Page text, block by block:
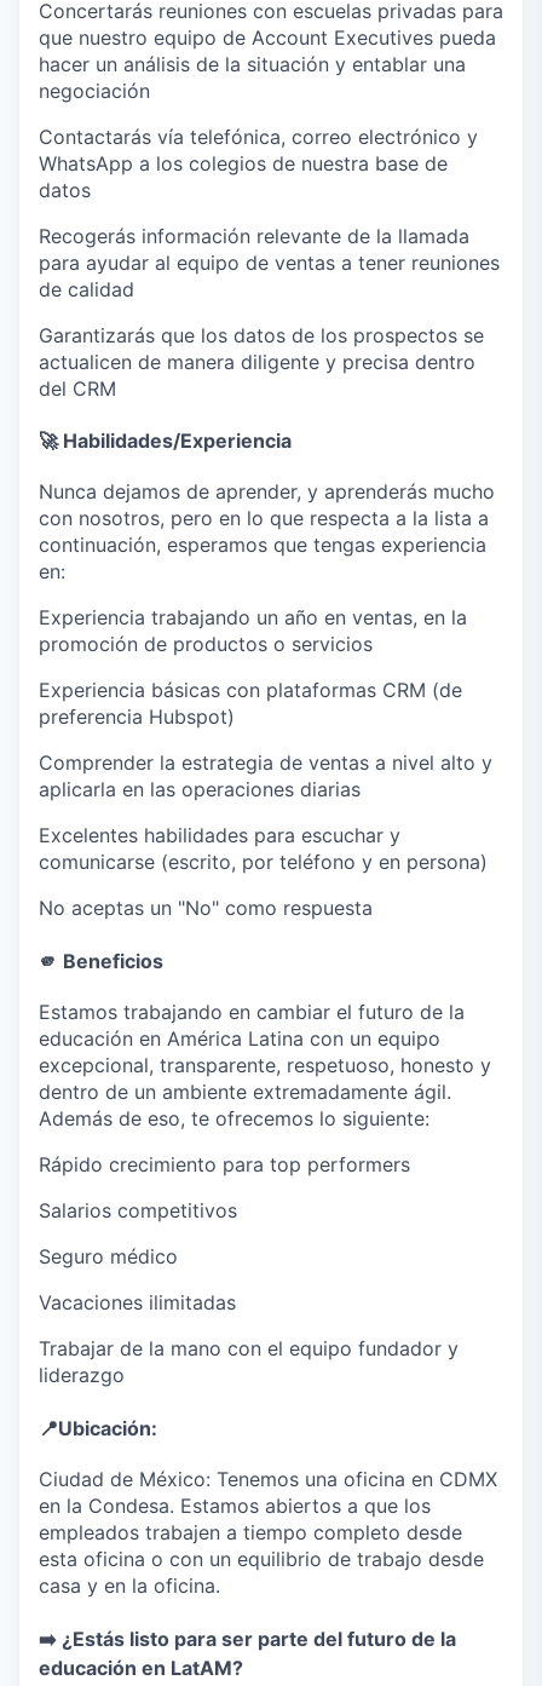
Concertarás reuniones con escuelas privadas para
que nuestro equipo de Account Executives pueda
hacer un análisis de la situación y entablar una
negociación
Contactarás vía telefónica, correo electrónico y
WhatsApp a los colegios de nuestra base de
datos
Recogerás información relevante de la llamada
para ayudar al equipo de ventas a tener reuniones
de calidad
Garantizarás que los datos de los prospectos se
actualicen de manera diligente y precisa dentro
del CRM
🚀Habilidades/Experiencia
Nunca dejamos de aprender, y aprenderás mucho
con nosotros, pero en lo que respecta a la lista a
continuación, esperamos que tengas experiencia
en:
Experiencia trabajando un año en ventas, en la
promoción de productos o servicios
Experiencia básicas con plataformas CRM (de
preferencia Hubspot)
Comprender la estrategia de ventas a nivel alto y
aplicarla en las operaciones diarias
Excelentes habilidades para escuchar y
comunicarse (escrito, por teléfono y en persona)
No aceptas un "No" como respuesta
🫵 Beneficios
Estamos trabajando en cambiar el futuro de la
educación en América Latina con un equipo
excepcional, transparente, respetuoso, honesto y
dentro de un ambiente extremadamente ágil.
Además de eso, te ofrecemos lo siguiente:
Rápido crecimiento para top performers
Salarios competitivos
Seguro médico
Vacaciones ilimitadas
Trabajar de la mano con el equipo fundador y
liderazgo
📍Ubicación:
Ciudad de México: Tenemos una oficina en CDMX
en la Condesa. Estamos abiertos a que los
empleados trabajen a tiempo completo desde
esta oficina o con un equilibrio de trabajo desde
casa y en la oficina.
➡️ ¿Estás listo para ser parte del futuro de la
educación en LatAM?